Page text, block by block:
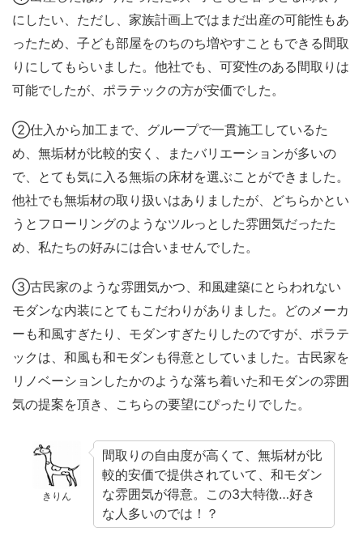
にしたい、ただし、家族計画上ではまだ出産の可能性もあ
ったため、子ども部屋をのちのち増やすこともできる間取
りにしてもらいました。他社でも、可変性のある間取りは
可能でしたが、ポラテックの方が安価でした。
②仕入から加工まで、グループで一貫施工しているた
め、無垢材が比較的安く、またバリエーションが多いの
で、とても気に入る無垢の床材を選ぶことができました。
他社でも無垢材の取り扱いはありましたが、どちらかとい
うとフローリングのようなツルっとした雰囲気だったた
め、私たちの好みには合いませんでした。
③古民家のような雰囲気かつ、和風建築にとらわれない
モダンな内装にとてもこだわりがありました。どのメーカ
ーも和風すぎたり、モダンすぎたりしたのですが、ポラテ
ックは、和風も和モダンも得意としていました。古民家を
リノベーションしたかのような落ち着いた和モダンの雰囲
気の提案を頂き、こちらの要望にぴったりでした。
きりん
間取りの自由度が高くて、無垢材が比
較的安価で提供されていて、和モダン
な雰囲気が得意。この3大特徴…好き
な人多いのでは！？